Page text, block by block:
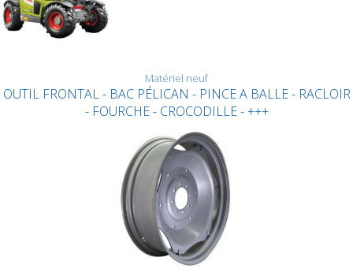
Matériel neuf
OUTIL FRONTAL - BAC PÉLICAN - PINCE A BALLE - RACLOIR
- FOURCHE - CROCODILLE - +++